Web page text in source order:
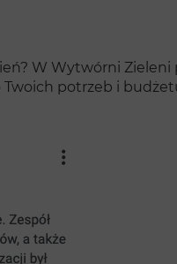
W Wytwórni
potrzeb i